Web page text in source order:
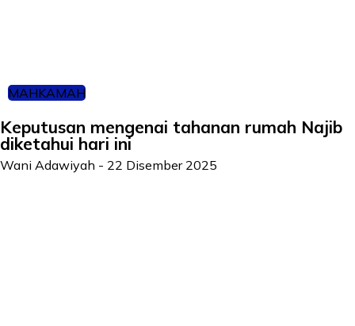
MAHKAMAH
Keputusan mengenai tahanan rumah Najib
diketahui hari ini
Wani Adawiyah - 22 Disember 2025